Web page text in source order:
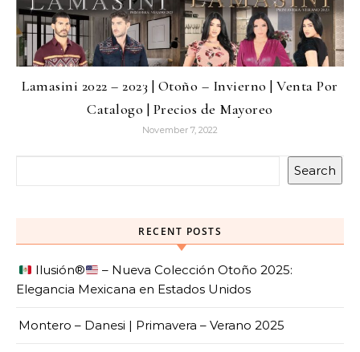
Lamasini 2022 – 2023 | Otoño – Invierno | Venta Por
Catalogo | Precios de Mayoreo
November 7, 2022
Search
RECENT POSTS
Ilusión®️
– Nueva Colección Otoño 2025:
Elegancia Mexicana en Estados Unidos
Montero – Danesi | Primavera – Verano 2025